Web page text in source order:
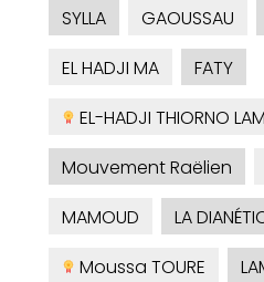
SYLLA
GAOUSSAU
EL HADJI MA
FATY
EL-HADJI THIORNO
Mouvement Raëlien
MAMOUD
LA
Moussa TOURE